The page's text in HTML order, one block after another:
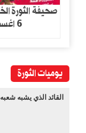
6 اغسطس 2026
يوميات الثورة
القائد الذي يشبه شعبه